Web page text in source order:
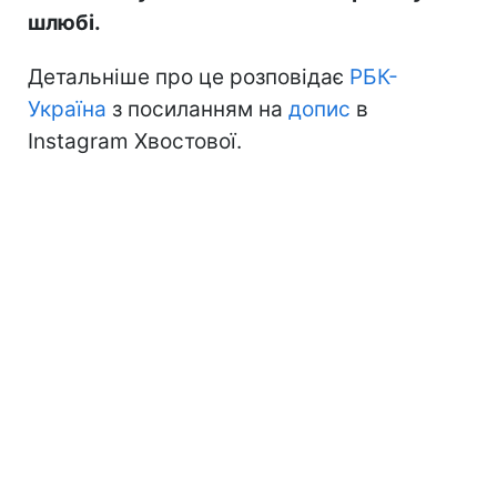
шлюбі.
Детальніше про це розповідає РБК-
Україна з посиланням на допис в
Instagram Хвостової.